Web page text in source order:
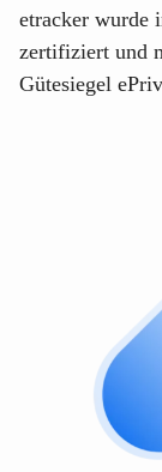
etracker wurde
zertifiziert und
Gütesiegel